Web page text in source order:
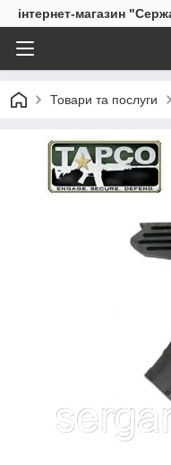
інтернет-магазин
Товари та послуги